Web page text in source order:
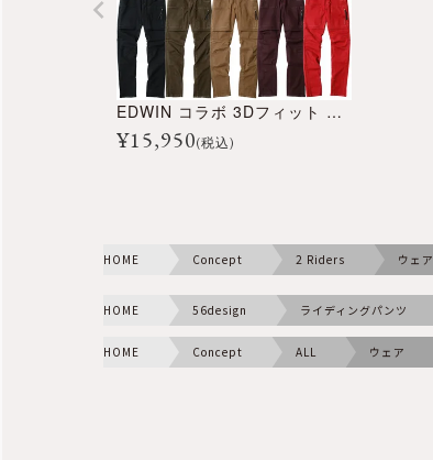
EDWIN コラボ 3Dフィット カーゴ パンツ
¥15,950(税込)
HOME Concept 2 Riders ウェア
HOME 56design ライディングパンツ
HOME Concept ALL ウェア